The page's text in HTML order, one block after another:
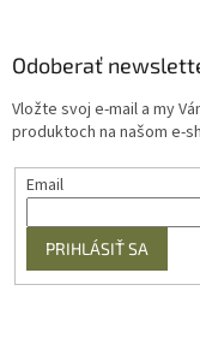
Odoberať
Vložte svoj e-mail a my
produktoch na našom e-
Email
PRIHLÁSIŤ SA